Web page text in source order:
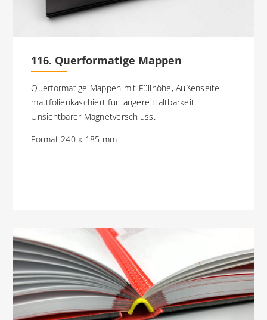
116. Querformatige Mappen
Querformatige Mappen mit Füllhöhe, Außenseite
mattfolienkaschiert für längere Haltbarkeit.
Unsichtbarer Magnetverschluss.
Format 240 x 185 mm